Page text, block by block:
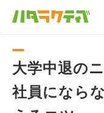
大学中退の
社員になら